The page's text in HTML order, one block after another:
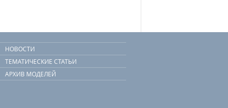
НОВОСТИ
ТЕМАТИЧЕСКИЕ СТАТЬИ
АРХИВ МОДЕЛЕЙ